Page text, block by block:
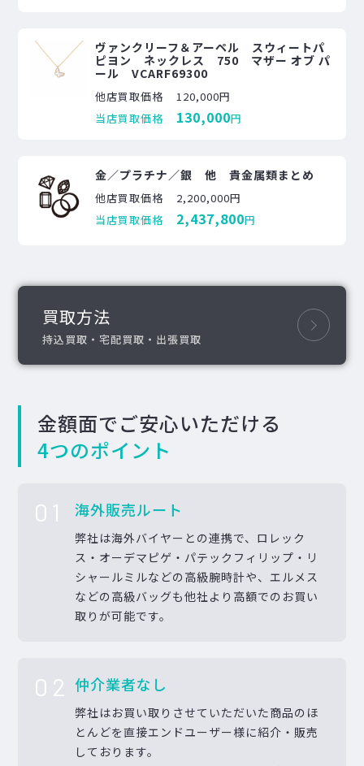
ヴァンクリーフ＆アーペル スウィートパ
ピヨン ネックレス 750 マザー オブ パ
ール VCARF69300
他店買取価格
120,000円
当店買取価格
130,000円
金／プラチナ／銀 他 貴金属類まとめ
他店買取価格
2,200,000円
当店買取価格
2,437,800円
買取方法
持込買取・宅配買取・出張買取
金額面でご安心いただける
4つのポイント
01 海外販売ルート
弊社は海外バイヤーとの連携で、ロレック
ス・オーデマピゲ・パテックフィリップ・リ
シャールミルなどの高級腕時計や、エルメス
などの高級バッグも他社より高額でのお買い
取りが可能です。
02 仲介業者なし
弊社はお買い取りさせていただいた商品のほ
とんどを直接エンドユーザー様に紹介・販売
しております。